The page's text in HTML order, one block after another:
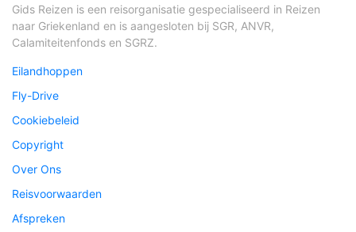
Gids Reizen is een reisorganisatie gespecialiseerd in Reizen
naar Griekenland en is aangesloten bij SGR, ANVR,
Calamiteitenfonds en SGRZ.
Eilandhoppen
Fly-Drive
Cookiebeleid
Copyright
Over Ons
Reisvoorwaarden
Afspreken